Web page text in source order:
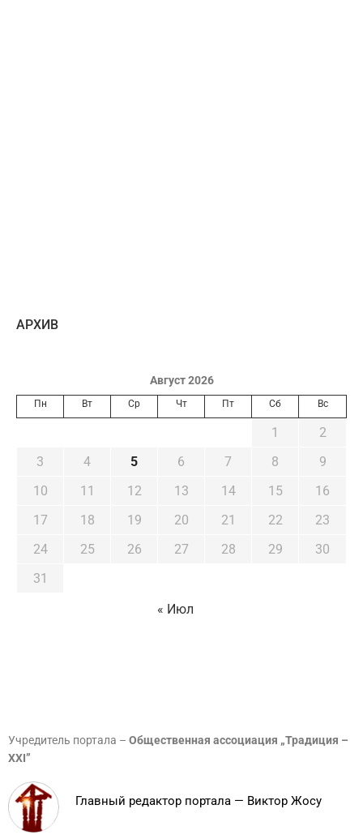
AРХИВ
Август 2026
Пн Вт Ср Чт Пт Сб Вс
1
2
3
4 5 6 7 8
9
10
11 12 13 14 15
16
17
18 19 20 21 22
23
24
25 26 27 28 29
30
31
« Июл
Учредитель портала – Общественная ассоциация „Традиция –
XXI”
Главный редактор портала — Виктор Жосу